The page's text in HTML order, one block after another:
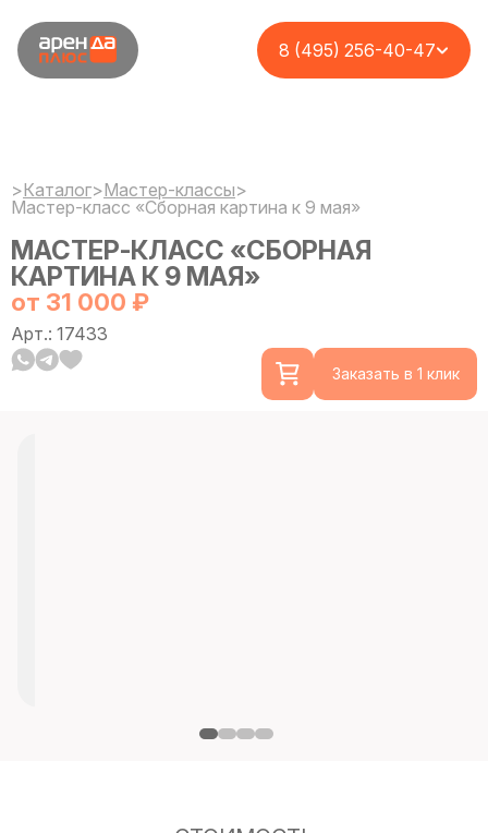
8 (495) 256-40-47
>Каталог>Мастер-классы>
Мастер-класс «Сборная картина к 9 мая»
МАСТЕР-КЛАСС «СБОРНАЯ
КАРТИНА К 9 МАЯ»
от 31 000 ₽
Арт.: 17433
Заказать в 1 клик